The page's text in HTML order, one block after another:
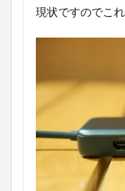
現状ですのでこ